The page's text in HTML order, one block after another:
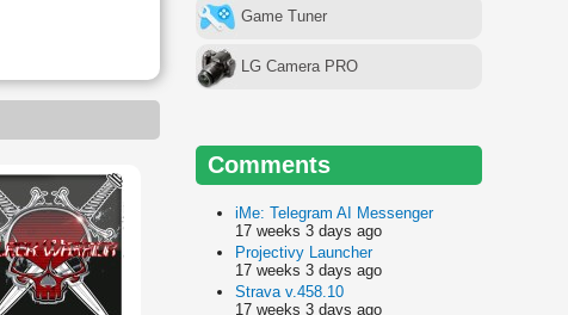
Game Tuner
LG Camera PRO
Comments
iMe: Telegram AI Messenger
17 weeks 3 days ago
Projectivy Launcher
17 weeks 3 days ago
Strava v.458.10
17 weeks 3 days ago